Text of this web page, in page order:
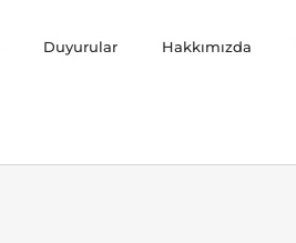
Duyurular Hakkımızda